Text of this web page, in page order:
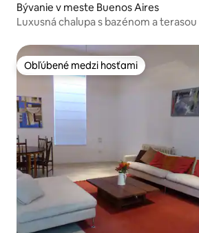
Bývanie v meste Buenos Aires
Luxusná chalupa s bazénom a
Obľúbené medzi hosťami
Obľúbené medzi hosťami